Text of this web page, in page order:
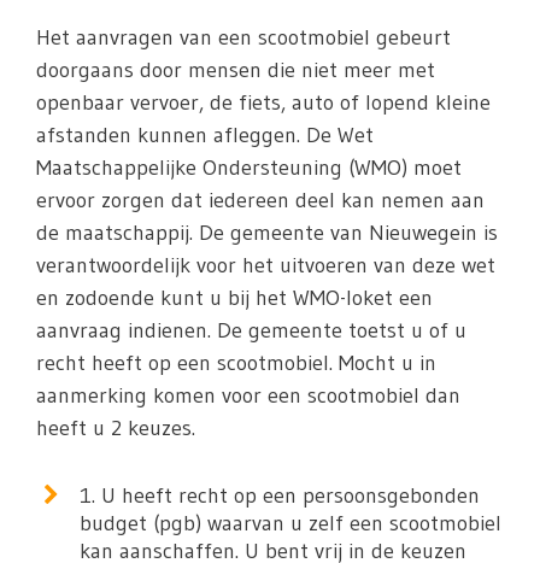
Het aanvragen van een scootmobiel gebeurt
doorgaans door mensen die niet meer met
openbaar vervoer, de fiets, auto of lopend kleine
afstanden kunnen afleggen. De Wet
Maatschappelijke Ondersteuning (WMO) moet
ervoor zorgen dat iedereen deel kan nemen aan
de maatschappij. De gemeente van Nieuwegein is
verantwoordelijk voor het uitvoeren van deze wet
en zodoende kunt u bij het WMO-loket een
aanvraag indienen. De gemeente toetst u of u
recht heeft op een scootmobiel. Mocht u in
aanmerking komen voor een scootmobiel dan
heeft u 2 keuzes.
1. U heeft recht op een persoonsgebonden
budget (pgb) waarvan u zelf een scootmobiel
kan aanschaffen. U bent vrij in de keuzen